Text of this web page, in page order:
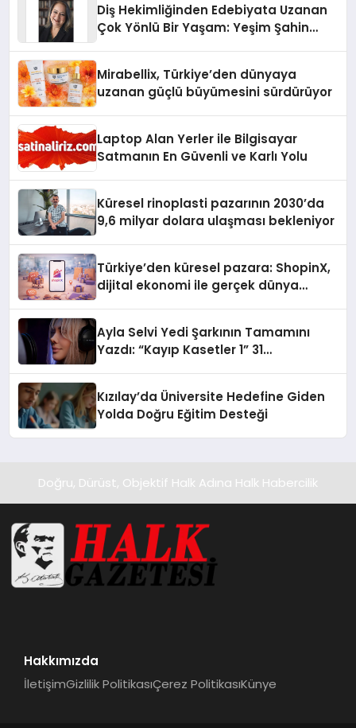
Diş Hekimliğinden Edebiyata Uzanan
Çok Yönlü Bir Yaşam: Yeşim Şahin
Mirabellix, Türkiye’den dünyaya
uzanan güçlü büyümesini sürdürüyor
Laptop Alan Yerler ile Bilgisayar
Satmanın En Güvenli ve Karlı Yolu
Küresel rinoplasti pazarının 2030’da
9,6 milyar dolara ulaşması bekleniyor
Türkiye’den küresel pazara: ShopinX,
dijital ekonomi ile gerçek dünya
Ayla Selvi Yedi Şarkının Tamamını
Yazdı: “Kayıp Kasetler 1” 31
Kızılay’da Üniversite Hedefine Giden
Yolda Doğru Eğitim Desteği
Doğru, Dürüst, Objektif Halk Adına Halk Habercilik
Hakkımızda
İletişimGizlilik PolitikasıÇerez PolitikasıKünye